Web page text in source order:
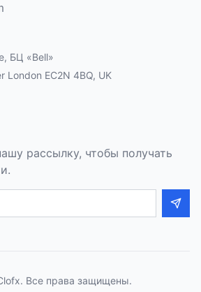
БЦ «Bell»
London EC2N 4BQ, UK
рассылку, чтобы получать
Все права защищены.